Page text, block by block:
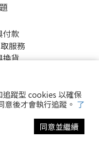
蹤型 cookies 以確保
後才會執行追蹤。 了
同意並繼續
付款
服務
換貨